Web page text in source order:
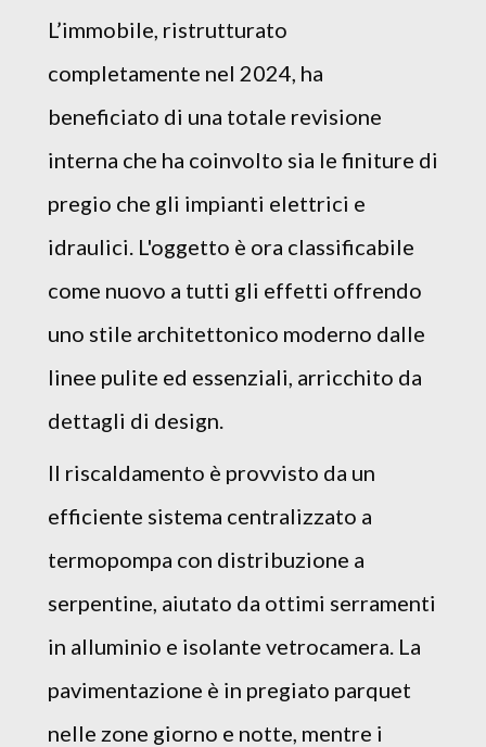
L’immobile, ristrutturato
completamente nel 2024, ha
beneficiato di una totale revisione
interna che ha coinvolto sia le finiture di
pregio che gli impianti elettrici e
idraulici. L'oggetto è ora classificabile
come nuovo a tutti gli effetti offrendo
uno stile architettonico moderno dalle
linee pulite ed essenziali, arricchito da
dettagli di design.
Il riscaldamento è provvisto da un
efficiente sistema centralizzato a
termopompa con distribuzione a
serpentine, aiutato da ottimi serramenti
in alluminio e isolante vetrocamera. La
pavimentazione è in pregiato parquet
nelle zone giorno e notte, mentre i